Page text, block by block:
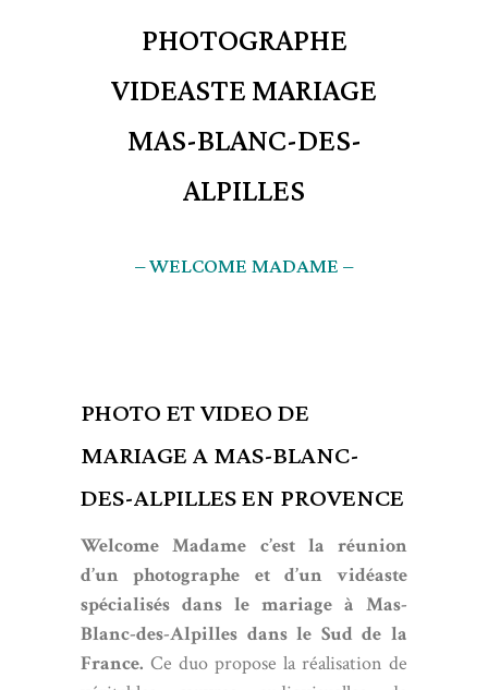
PHOTOGRAPHE
VIDEASTE MARIAGE
MAS-BLANC-DES-
ALPILLES
– WELCOME MADAME –
PHOTO ET VIDEO DE
MARIAGE A MAS-BLANC-
DES-ALPILLES EN PROVENCE
Welcome Madame c’est la réunion
d’un photographe et d’un vidéaste
spécialisés dans le mariage à Mas-
Blanc-des-Alpilles dans le Sud de la
France. Ce duo propose la réalisation de